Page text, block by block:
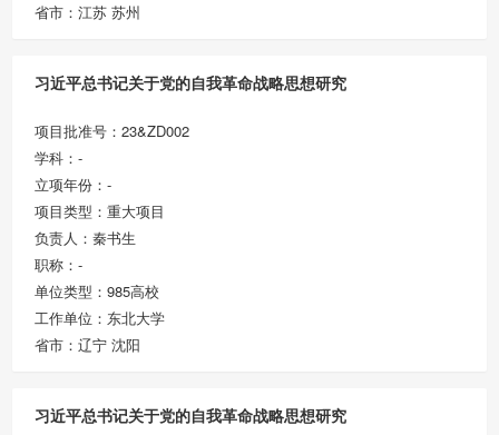
省市：江苏 苏州
习近平总书记关于党的自我革命战略思想研究
项目批准号：23&ZD002
学科：-
立项年份：-
项目类型：重大项目
负责人：秦书生
职称：-
单位类型：985高校
工作单位：东北大学
省市：辽宁 沈阳
习近平总书记关于党的自我革命战略思想研究